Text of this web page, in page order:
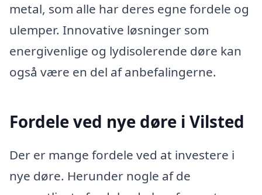
metal, som alle har deres egne fordele og
ulemper. Innovative løsninger som
energivenlige og lydisolerende døre kan
også være en del af anbefalingerne.
Fordele ved nye døre i Vilsted
Der er mange fordele ved at investere i
nye døre. Herunder nogle af de